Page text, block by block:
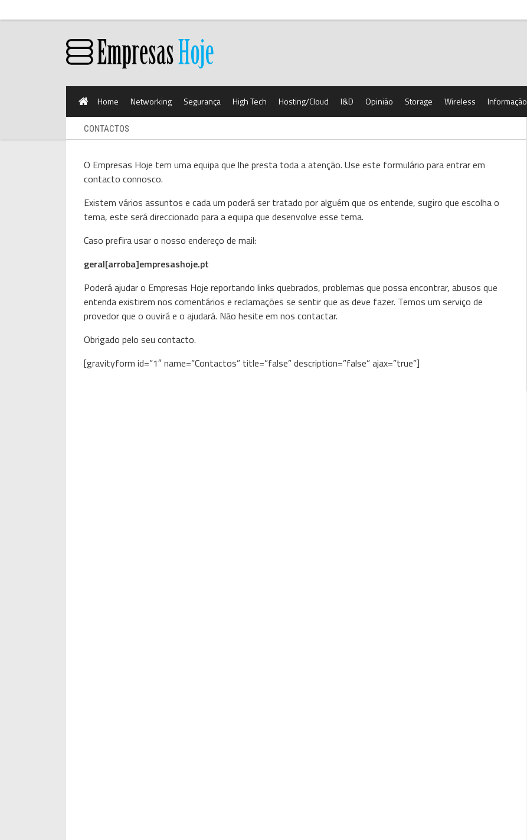
Home Networking Segurança High Tech Hosting/Cloud I&D Opinião Storage Wireless Informação
CONTACTOS
O Empresas Hoje tem uma equipa que lhe presta toda a atenção. Use este formulário para entrar em
contacto connosco.
Existem vários assuntos e cada um poderá ser tratado por alguém que os entende, sugiro que escolha o
tema, este será direccionado para a equipa que desenvolve esse tema.
Caso prefira usar o nosso endereço de mail:
geral[arroba]empresashoje.pt
Poderá ajudar o Empresas Hoje reportando links quebrados, problemas que possa encontrar, abusos que
entenda existirem nos comentários e reclamações se sentir que as deve fazer. Temos um serviço de
provedor que o ouvirá e o ajudará. Não hesite em nos contactar.
Obrigado pelo seu contacto.
[gravityform id=”1″ name=”Contactos” title=”false” description=”false” ajax=”true”]